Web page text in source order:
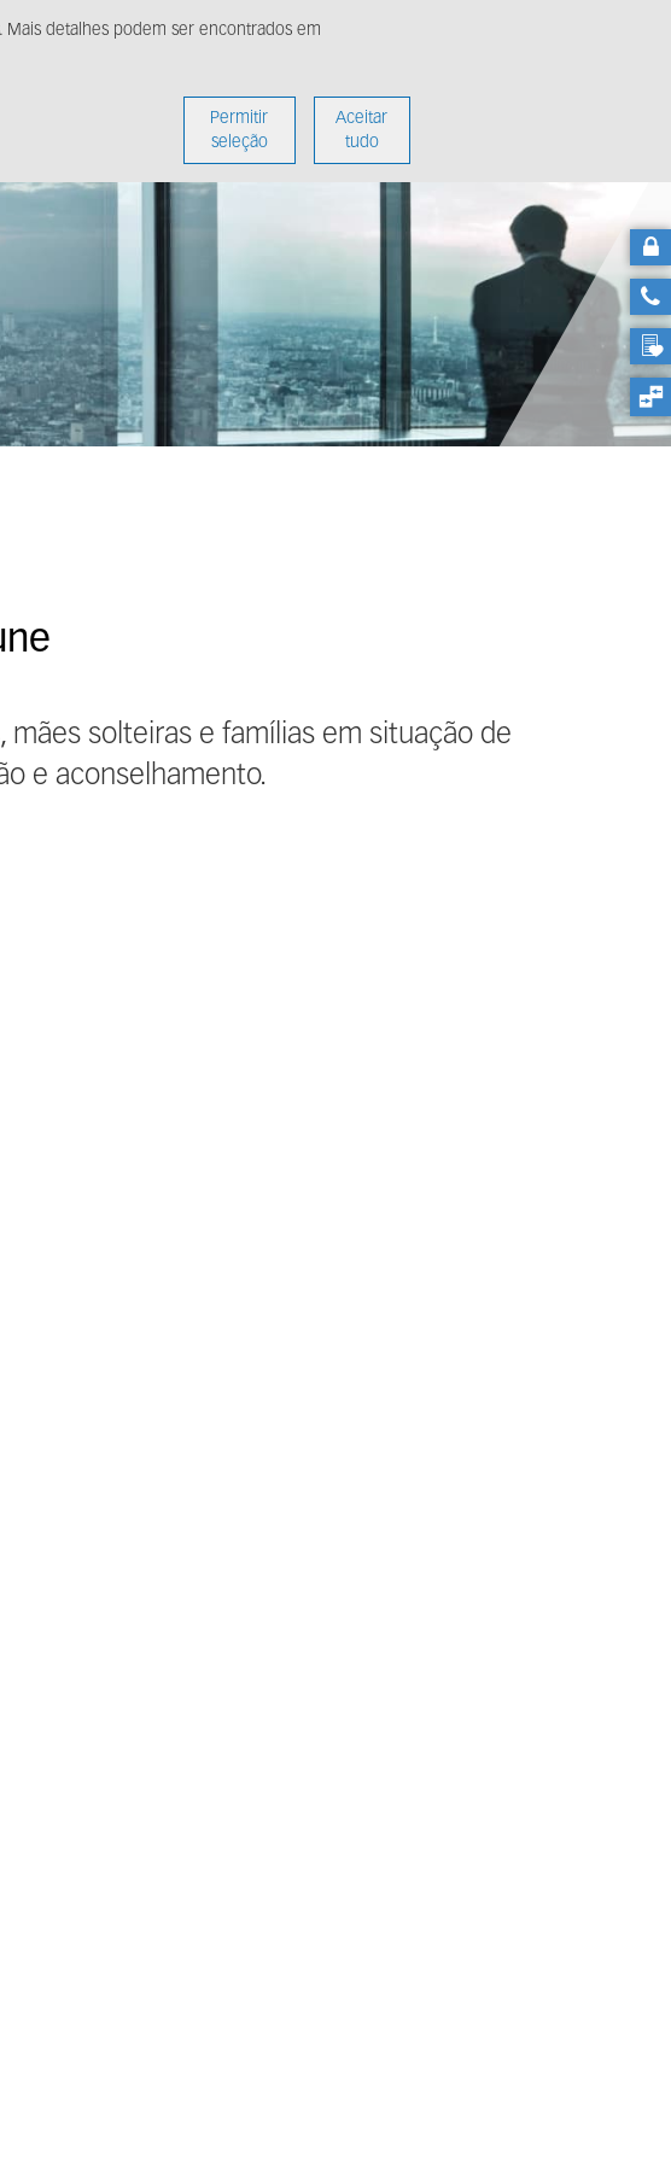
Mais detalhes podem ser encontrados em
Permitir
seleção
Aceitar
tudo
Centro de mídia
mães solteiras e famílias em situação de
e aconselhamento.